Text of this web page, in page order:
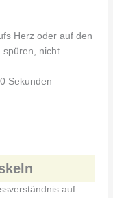
Herz oder auf den
spüren, nicht
Sekunden
auf: